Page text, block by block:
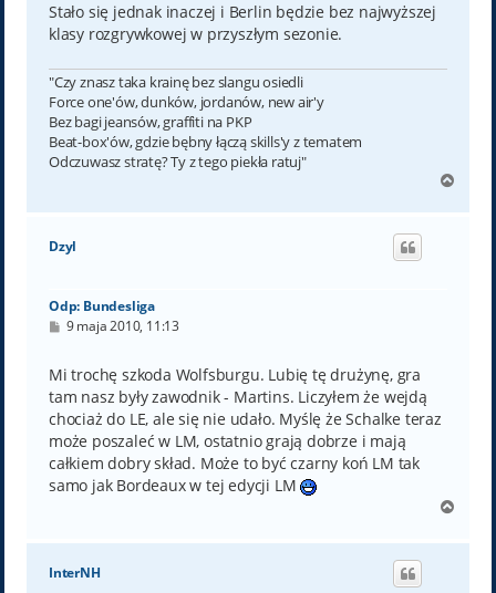
Stało się jednak inaczej i Berlin będzie bez najwyższej
klasy rozgrywkowej w przyszłym sezonie.
"Czy znasz taka krainę bez slangu osiedli
Force one'ów, dunków, jordanów, new air'y
Bez bagi jeansów, graffiti na PKP
Beat-box'ów, gdzie bębny łączą skills'y z tematem
Odczuwasz stratę? Ty z tego piekła ratuj"
g
Dzyl
Odp: Bundesliga
P
t
9 maja 2010, 11:13
Mi trochę szkoda Wolfsburgu. Lubię tę drużynę, gra
tam nasz były zawodnik - Martins. Liczyłem że wejdą
chociaż do LE, ale się nie udało. Myślę że Schalke teraz
może poszaleć w LM, ostatnio grają dobrze i mają
całkiem dobry skład. Może to być czarny koń LM tak
samo jak Bordeaux w tej edycji LM
g
InterNH